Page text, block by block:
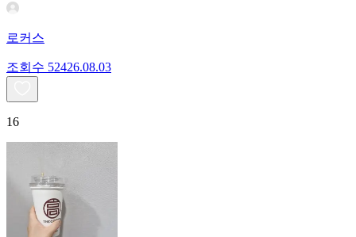
로커스
조회수 52426.08.03
16